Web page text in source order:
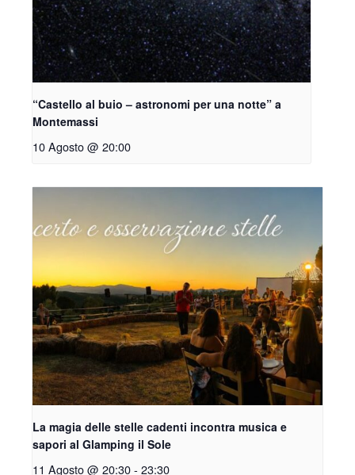
“Castello al buio – astronomi per una notte” a
Montemassi
10 Agosto @ 20:00
La magia delle stelle cadenti incontra musica e
sapori al Glamping il Sole
11 Agosto @ 20:30- 23:30